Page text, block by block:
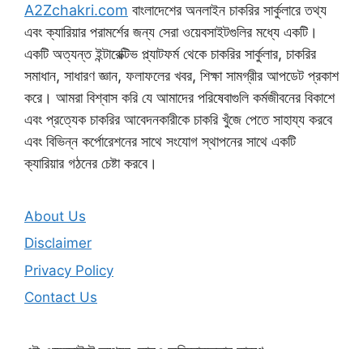
A2Zchakri.com বাংলাদেশের অনলাইন চাকরির সার্কুলারে তথ্য
এবং ক্যারিয়ার পরামর্শের জন্য সেরা ওয়েবসাইটগুলির মধ্যে একটি।
একটি অত্যন্ত ইন্টারেক্টিভ প্ল্যাটফর্ম থেকে চাকরির সার্কুলার, চাকরির
সমাধান, সাধারণ জ্ঞান, ফলাফলের খবর, শিক্ষা সামগ্রীর আপডেট প্রকাশ
করে। আমরা বিশ্বাস করি যে আমাদের পরিষেবাগুলি কর্মজীবনের বিকাশে
এবং প্রত্যেক চাকরির আবেদনকারীকে চাকরি খুঁজে পেতে সাহায্য করবে
এবং বিভিন্ন কর্পোরেশনের সাথে সংযোগ স্থাপনের সাথে একটি
ক্যারিয়ার গঠনের চেষ্টা করবে।
About Us
Disclaimer
Privacy Policy
Contact Us